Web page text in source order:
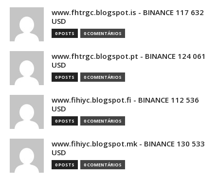
www.fhtrgc.blogspot.is - BINANCE 117 632
USD
0 POSTS 0 COMENTÁRIOS
www.fhtrgc.blogspot.pt - BINANCE 124 061
USD
0 POSTS 0 COMENTÁRIOS
www.fihiyc.blogspot.fi - BINANCE 112 536
USD
0 POSTS 0 COMENTÁRIOS
www.fihiyc.blogspot.mk - BINANCE 130 533
USD
0 POSTS 0 COMENTÁRIOS